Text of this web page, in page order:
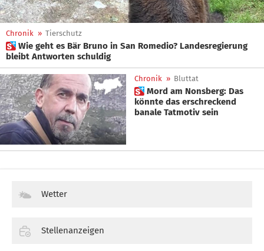
Chronik » Tierschutz
 Wie geht es Bär Bruno in San Romedio? Landesregierung
bleibt Antworten schuldig
Chronik » Bluttat
 Mord am Nonsberg: Das
könnte das erschreckend
banale Tatmotiv sein
Wetter
Stellenanzeigen